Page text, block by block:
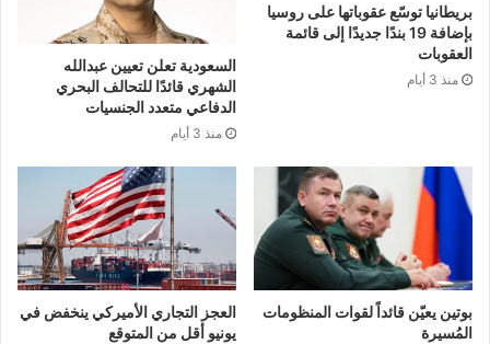
بريطانيا توسّع عقوباتها على روسيا
بإضافة 19 بندًا جديدًا إلى قائمة
العقوبات
منذ 3 أيام
السعودية تعلن تعيين عبدالله
الشهري قائدًا للتحالف البحري
الدفاعي متعدد الجنسيات
منذ 3 أيام
بوتين يعيّن قائداً لقوات المنظومات
المُسيرة
العجز التجاري الأميركي ينخفض في
يونيو أقل من المتوقع